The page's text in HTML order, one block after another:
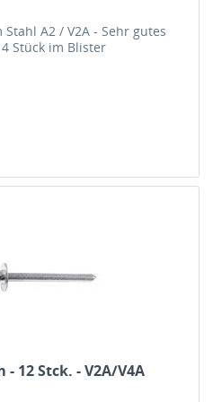
A2 / V2A - Sehr gutes
Stück im Blister
12 Stck. - V2A/V4A